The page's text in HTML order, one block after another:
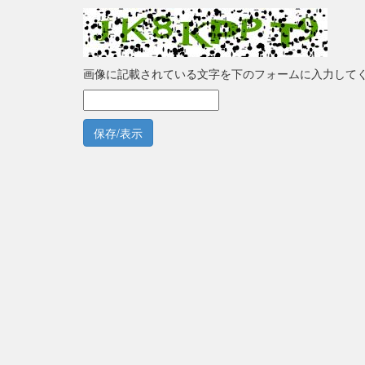
画像に記載されている文字を下のフォームに入力して
保存/表示